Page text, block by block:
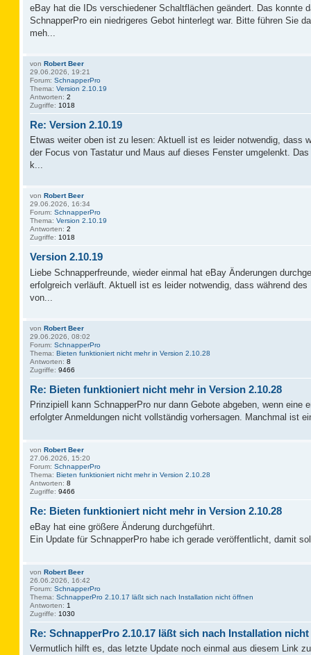
eBay hat die IDs verschiedener Schaltflächen geändert. Das konnte
SchnapperPro ein niedrigeres Gebot hinterlegt war. Bitte führen Sie
meh...
von Robert Beer
29.06.2026, 19:21
Forum: SchnapperPro
Thema: Version 2.10.19
Antworten: 2
Zugriffe: 1018
Re: Version 2.10.19
Etwas weiter oben ist zu lesen: Aktuell ist es leider notwendig, dass
der Focus von Tastatur und Maus auf dieses Fenster umgelenkt.
k...
von Robert Beer
29.06.2026, 16:34
Forum: SchnapperPro
Thema: Version 2.10.19
Antworten: 2
Zugriffe: 1018
Version 2.10.19
Liebe Schnapperfreunde, wieder einmal hat eBay Änderungen
erfolgreich verläuft. Aktuell ist es leider notwendig, dass während
von...
von Robert Beer
29.06.2026, 08:02
Forum: SchnapperPro
Thema: Bieten funktioniert nicht mehr in Version 2.10.28
Antworten: 8
Zugriffe: 9466
Re: Bieten funktioniert nicht mehr in Version 2.10.28
Prinzipiell kann SchnapperPro nur dann Gebote abgeben, wenn
erfolgter Anmeldungen nicht vollständig vorhersagen. Manchmal ist
von Robert Beer
27.06.2026, 15:20
Forum: SchnapperPro
Thema: Bieten funktioniert nicht mehr in Version 2.10.28
Antworten: 8
Zugriffe: 9466
Re: Bieten funktioniert nicht mehr in Version 2.10.28
eBay hat eine größere Änderung durchgeführt.
Ein Update für SchnapperPro habe ich gerade veröffentlicht, damit
von Robert Beer
26.06.2026, 16:42
Forum: SchnapperPro
Thema: SchnapperPro 2.10.17 läßt sich nach Installation nicht öffnen
Antworten: 1
Zugriffe: 1030
Re: SchnapperPro 2.10.17 läßt sich nach Installation
Vermutlich hilft es, das letzte Update noch einmal aus diesem Link